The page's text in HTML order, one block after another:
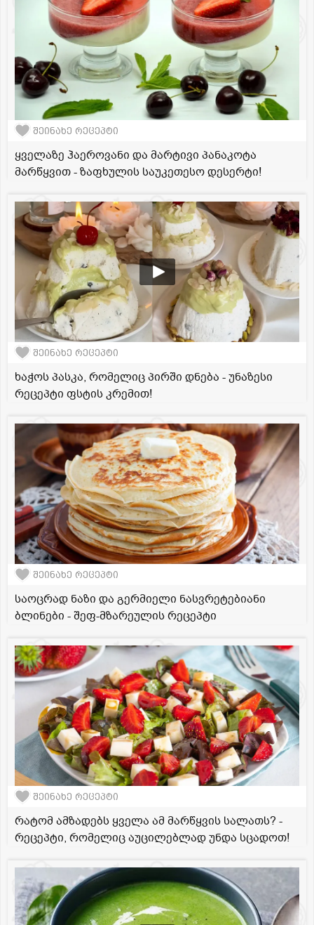
შეინახე რეცეპტი
ყველაზე ჰაეროვანი და მარტივი პანაკოტა
მარწყვით - ზაფხულის საუკეთესო დესერტი!
შეინახე რეცეპტი
ხაჭოს პასკა, რომელიც პირში დნება - უნაზესი
რეცეპტი ფსტის კრემით!
შეინახე რეცეპტი
საოცრად ნაზი და გერმიელი ნასვრეტებიანი
ბლინები - შეფ-მზარეულის რეცეპტი
შეინახე რეცეპტი
რატომ ამზადებს ყველა ამ მარწყვის სალათს? -
რეცეპტი, რომელიც აუცილებლად უნდა სცადოთ!